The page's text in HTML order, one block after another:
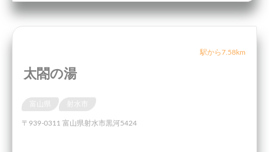
駅から7.58km
太閤の湯
〒939-0311 富山県射水市黒河5424